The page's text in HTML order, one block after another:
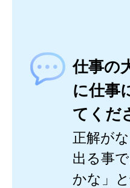
仕事の
に仕事
てくだ
正解が
出る事
かな」